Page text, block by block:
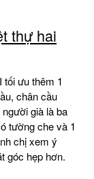
thự hai
ưu thêm 1
chân cầu
già là ba
tường che và 1
chị xem ý
góc hẹp hơn.